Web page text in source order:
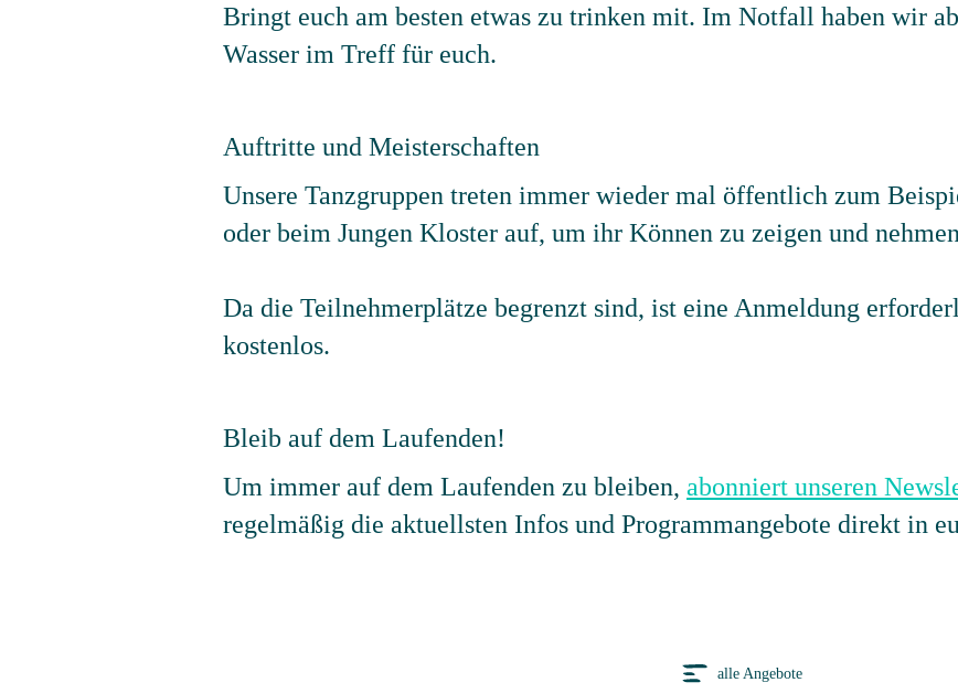
Bringt euch am besten etwas zu trinken mit. Im Notfall haben wir
Wasser im Treff für euch.
Auftritte und Meisterschaften
Unsere Tanzgruppen treten immer wieder mal öffentlich zum
oder beim Jungen Kloster auf, um ihr Können zu zeigen und
Da die Teilnehmerplätze begrenzt sind, ist eine Anmeldung
kostenlos.
Bleib auf dem Laufenden!
Um immer auf dem Laufenden zu bleiben, abonniert unseren
regelmäßig die aktuellsten Infos und Programmangebote direkt in
alle Angebote